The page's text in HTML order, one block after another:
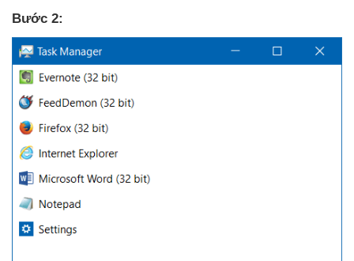
Bước 2: